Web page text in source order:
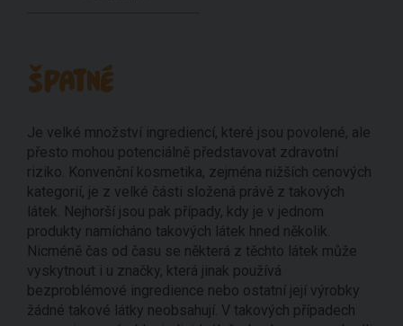
ŠPATNÉ
Je velké množství ingrediencí, které jsou povolené, ale
přesto mohou potenciálně představovat zdravotní
riziko. Konvenční kosmetika, zejména nižších cenových
kategorií, je z velké části složená právě z takových
látek. Nejhorší jsou pak případy, kdy je v jednom
produkty namícháno takových látek hned několik.
Nicméně čas od času se některá z těchto látek může
vyskytnout i u značky, která jinak používá
bezproblémové ingredience nebo ostatní její výrobky
žádné takové látky neobsahují. V takových případech